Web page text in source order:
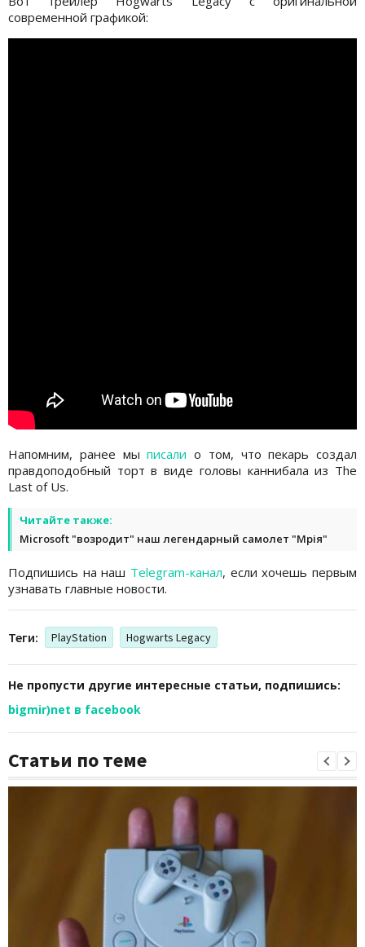
современной графикой:
Напомним, ранее мыписали о том, что пекарь создал
правдоподобный торт в виде головы каннибала из The
Last of Us.
Читайте также:
Microsoft "возродит" наш легендарный самолет "Мрія"
Подпишись на наш Telegram-канал, если хочешь первым
узнавать главные новости.
Теги: PlayStation Hogwarts Legacy
Не пропусти другие интересные статьи, подпишись:
bigmir)net в facebook
Статьи по теме